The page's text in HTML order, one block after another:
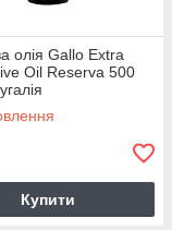
олія Gallo Extra
Oil Reserva 500
Купити